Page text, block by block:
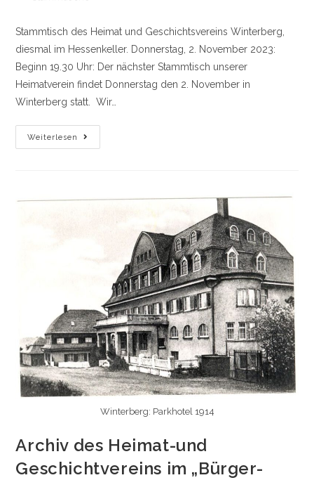
Stammtisch des Heimat und Geschichtsvereins Winterberg,
diesmal im Hessenkeller. Donnerstag, 2. November 2023:
Beginn 19.30 Uhr: Der nächster Stammtisch unserer
Heimatverein findet Donnerstag den 2. November in
Winterberg statt. Wir…
Weiterlesen
Stammtisch
2.
Winterberg: Parkhotel 1914
Archiv des Heimat-und
Geschichtvereins im „Bürger-